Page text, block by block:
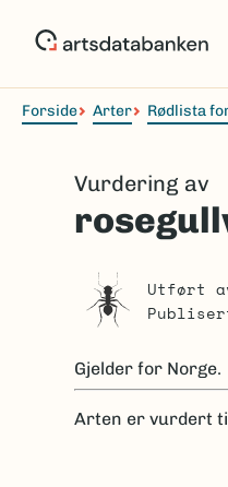
Navigasjonssti
Forside Arter Rødlista
Vurdering av
Utført
Gjelder for Norge.
Arten er vurdert